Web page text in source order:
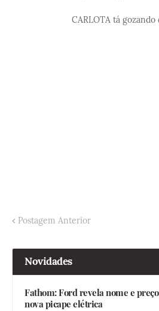
CARLOTA tá gozando
Postagem Anterior
Novidades
Fathom: Ford revela nome e
nova picape elétrica